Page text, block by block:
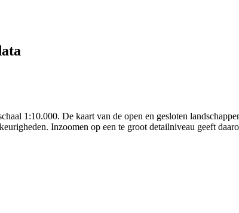
1:10.000. De kaart van de open en gesloten
Inzoomen op een te groot detailniveau geeft